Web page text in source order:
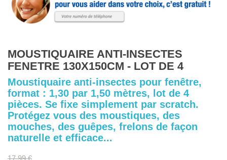
MOUSTIQUAIRE ANTI-INSECTES
FENETRE 130X150CM - LOT DE 4
Moustiquaire anti-insectes pour fenêtre,
format : 1,30 par 1,50 mètres, lot de 4
pièces. Se fixe simplement par scratch.
Protégez vous des moustiques, des
mouches, des guêpes, frelons de façon
naturelle et efficace...